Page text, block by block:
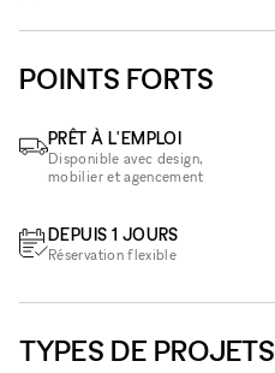
POINTS FORTS
PRÊT À L'EMPLOI
Disponible avec design,
mobilier et agencement
DEPUIS 1 JOURS
Réservation flexible
TYPES DE PROJETS